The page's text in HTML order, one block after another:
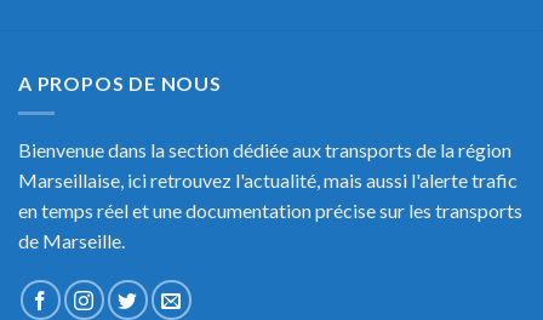
A PROPOS DE NOUS
Bienvenue dans la section dédiée aux transports de la région
Marseillaise, ici retrouvez l'actualité, mais aussi l'alerte trafic
en temps réel et une documentation précise sur les transports
de Marseille.